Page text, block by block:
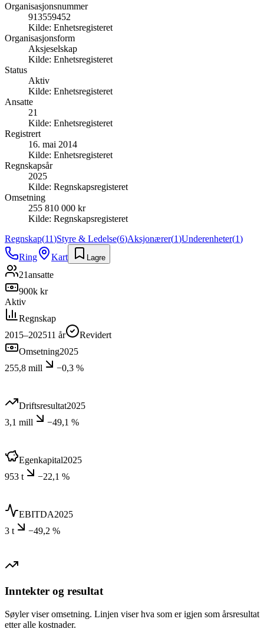
Organisasjonsnummer
913559452
Kilde: Enhetsregisteret
Organisasjonsform
Aksjeselskap
Kilde: Enhetsregisteret
Status
Aktiv
Kilde: Enhetsregisteret
Ansatte
21
Kilde: Enhetsregisteret
Registrert
16. mai 2014
Kilde: Enhetsregisteret
Regnskapsår
2025
Kilde: Regnskapsregisteret
Omsetning
255 810 000 kr
Kilde: Regnskapsregisteret
Regnskap(11)Styre & Ledelse(6)Aksjonærer(1)Underenheter(1)
Ring
Kart Lagre
21ansatte
900k kr
Aktiv
Regnskap
2015–202511 år
Revidert
Omsetning2025
255,8 mill
−0,3 %
Driftsresultat2025
3,1 mill
−49,1 %
Egenkapital2025
953 t
−22,1 %
EBITDA2025
3 t
−49,2 %
Inntekter og resultat
Søyler viser omsetning. Linjen viser hva som er igjen som årsresultat
etter alle kostnader.